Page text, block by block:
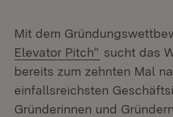
Mit dem
Elevator Pitch“ (Öffnet in
sucht das
bereits zum zehnten Mal
einfallsreichsten
Gründerinnen und